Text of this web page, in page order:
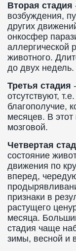
Вторая стадия
возбуждения,
других
онкосфер
аллергической
животного.
до двух недель.
Третья стадия
отсутствуют,
благополучие,
месяцев. В этот
мозговой.
Четвертая
состояние
движения по
вперед,
признаки в
растущего
месяца.
стадия чаще
зимы, весной и